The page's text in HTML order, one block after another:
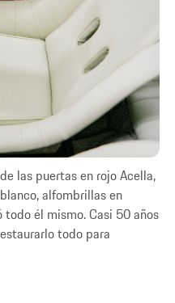
las puertas en rojo Acella,
alfombrillas en
él mismo. Casi 50 años
todo para